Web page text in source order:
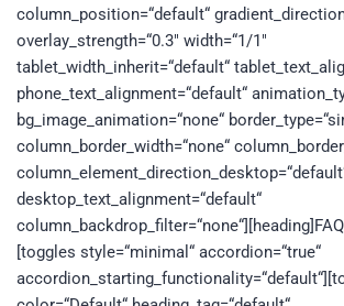
column_position=“default“
overlay_strength=“0.3″ width=“1/1″
tablet_width_inherit=“default“
phone_text_alignment=“default“
bg_image_animation=“none“
column_border_width=“none“
desktop_text_alignment=“default“
[toggles style=“minimal“ accordion=“true“